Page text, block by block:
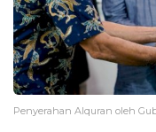
Penyerahan Alquran oleh